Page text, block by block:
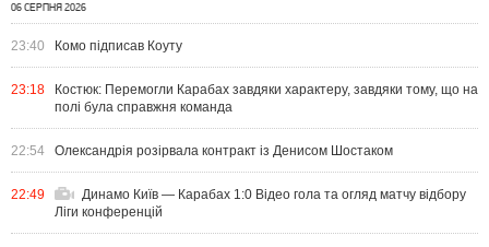
06 СЕРПНЯ 2026
23:40 Комо підписав Коуту
23:18
Костюк: Перемогли Карабах завдяки характеру, завдяки тому, що на
полі була справжня команда
22:54 Олександрія розірвала контракт із Денисом Шостаком
22:49
Динамо Київ — Карабах 1:0 Відео гола та огляд матчу відбору
Ліги конференцій